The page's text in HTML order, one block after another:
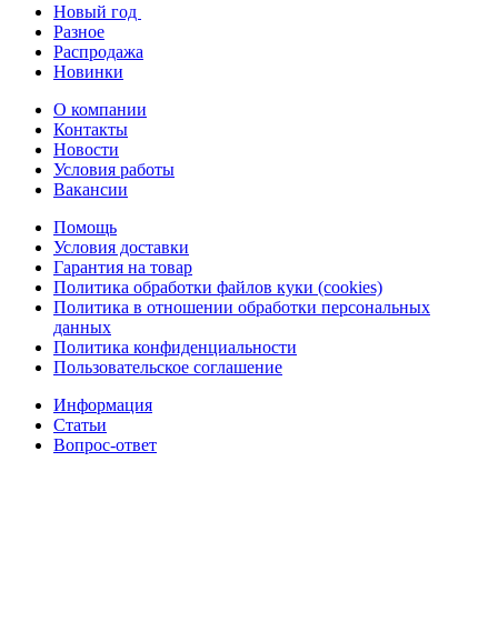
Новый год
Разное
Распродажа
Новинки
О компании
Контакты
Новости
Условия работы
Вакансии
Помощь
Условия доставки
Гарантия на товар
Политика обработки файлов куки (cookies)
Политика в отношении обработки персональных
данных
Политика конфиденциальности
Пользовательское соглашение
Информация
Статьи
Вопрос-ответ